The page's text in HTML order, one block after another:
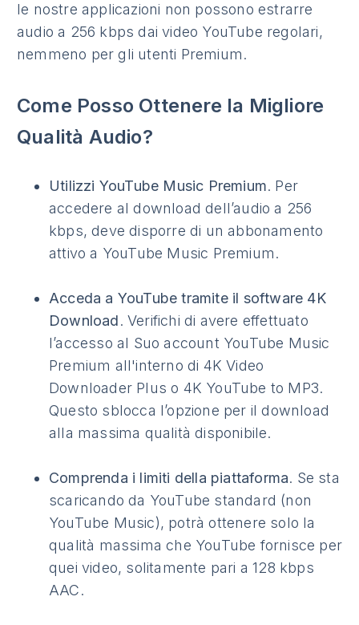
le nostre applicazioni non possono estrarre
audio a 256 kbps dai video YouTube regolari,
nemmeno per gli utenti Premium.
Come Posso Ottenere la Migliore
Qualità Audio?
Utilizzi YouTube Music Premium. Per
accedere al download dell’audio a 256
kbps, deve disporre di un abbonamento
attivo a YouTube Music Premium.
Acceda a YouTube tramite il software 4K
Download. Verifichi di avere effettuato
l’accesso al Suo account YouTube Music
Premium all'interno di 4K Video
Downloader Plus o 4K YouTube to MP3.
Questo sblocca l’opzione per il download
alla massima qualità disponibile.
Comprenda i limiti della piattaforma. Se sta
scaricando da YouTube standard (non
YouTube Music), potrà ottenere solo la
qualità massima che YouTube fornisce per
quei video, solitamente pari a 128 kbps
AAC.